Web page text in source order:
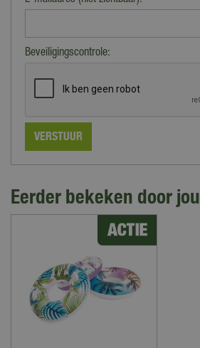
*
Beveiligingscontrole:
Eerder bekeken door jou